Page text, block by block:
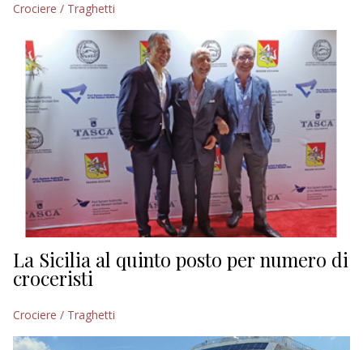
Crociere / Traghetti
La Sicilia al quinto posto per numero di
croceristi
Crociere / Traghetti